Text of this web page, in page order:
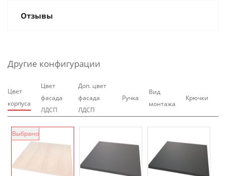
Отзывы
Другие конфигурации
Цвет
корпуса
Цвет
фасада
ЛДСП
Доп. цвет
фасада
ЛДСП
Ручка
Вид
монтажа
Крючки
Выбрано